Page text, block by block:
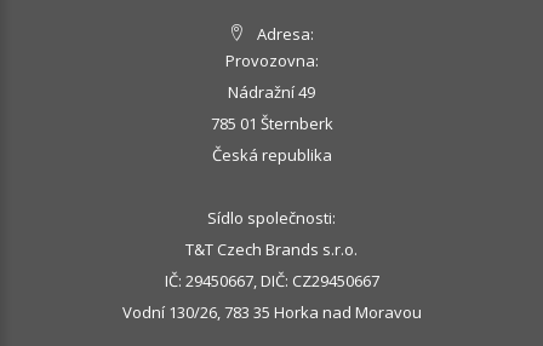
Adresa:
Provozovna:
Nádražní 49
785 01 Šternberk
Česká republika
Sídlo společnosti:
T&T Czech Brands s.r.o.
IČ: 29450667, DIČ: CZ29450667
Vodní 130/26, 783 35 Horka nad Moravou